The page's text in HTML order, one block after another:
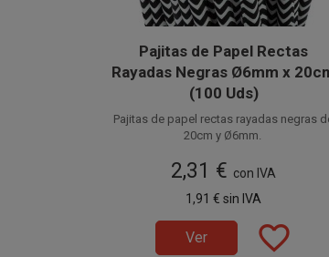
Pajitas de Papel Rectas
Rayadas Negras Ø6mm x
(100 Uds)
Pajitas de papel rectas rayadas negras
20cm y Ø6mm.
cañitas de papel también son conocidas
Biodegradables.
Disponible a la venta en paquetes de 100
2,31 € con IVA
1,91 € sin IVA
Ver favorite_border